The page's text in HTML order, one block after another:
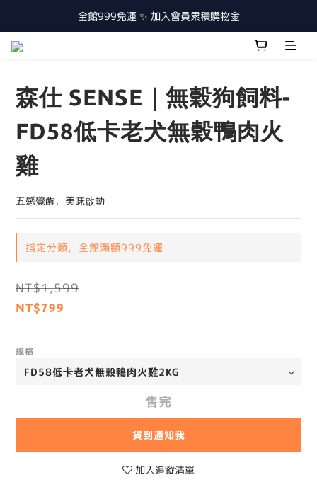
全館999免運 ✨ 加入會員累積購物金
森仕 SENSE｜無穀狗飼料-
FD58低卡老犬無穀鴨肉火
雞
五感覺醒，美味啟動
指定分類，全館滿額999免運
NT$1,599
NT$799
規格
售完
貨到通知我
加入追蹤清單